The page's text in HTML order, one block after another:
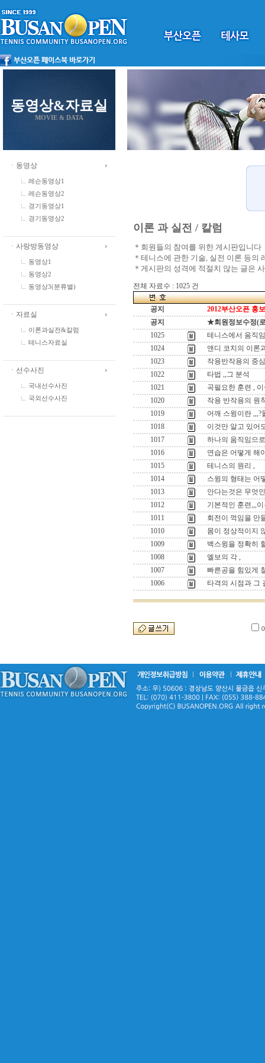
동영상&자료실
MOVIE & DATA
ㆍ동영상
레슨동영상1
레슨동영상2
경기동영상1
경기동영상2
ㆍ사랑방동영상
동영상1
동영상2
동영상3(분류별)
ㆍ자료실
이론과실전&칼럼
테니스자료실
ㆍ선수사진
국내선수사진
국외선수사진
이론 과 실전 / 칼럼
＊회원들의 참여를 위한 게시판입니다
＊테니스에 관한 기술, 실전 이론 등의
＊게시판의 성격에 적절치 않는 글은
전체 자료수 : 1025 건
공지
2012부산오픈 홍
공지
★회원정보수정(
1025
테니스에서 움직
1024
앤디 코치의 이론
1023
작용반작용의 중
1022
타법 ,,그 분석
1021
곡필요한 훈련 ,
1020
작용 반작용의 원
1019
어깨 스윙이란
1018
이것만 알고 있어
1017
하나의 움직임으
1016
연습은 어떻게 해
1015
테니스의 원리 ,
1014
스윙의 형태는 어
1013
안다는것은 무엇
1012
기본적인 훈련,,,
1011
회전이 꺽임을 만
1010
몸이 정상적이지
1009
백스윙을 정확히
1008
엘보의 각 ,
1007
빠른공을 힘있게
1006
타격의 시점과 그